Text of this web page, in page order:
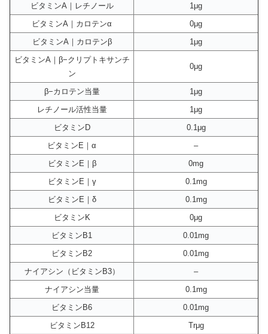
ビタミンA｜レチノール
1μg
ビタミンA｜カロテンα
0μg
ビタミンA｜カロテンβ
1μg
ビタミンA｜β−クリプトキサンチ
ン
0μg
β−カロテン当量
1μg
レチノール活性当量
1μg
ビタミンD
0.1μg
ビタミンE｜α
–
ビタミンE｜β
0mg
ビタミンE｜γ
0.1mg
ビタミンE｜δ
0.1mg
ビタミンK
0μg
ビタミンB1
0.01mg
ビタミンB2
0.01mg
ナイアシン（ビタミンB3）
–
ナイアシン当量
0.1mg
ビタミンB6
0.01mg
ビタミンB12
Trμg